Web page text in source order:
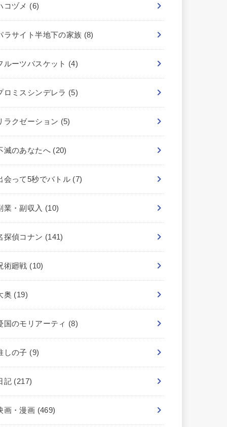
コヅメ (6)
ラサイト半地下の家族 (8)
ルーツバスケット (4)
ロミスシンデレラ (5)
ラクゼーション (5)
滅のあなたへ (20)
会って5秒でバトル (7)
業・副収入 (10)
探偵コナン (141)
術廻戦 (10)
奥 (19)
国のモリアーティ (8)
しの子 (9)
記 (217)
画・漫画 (469)